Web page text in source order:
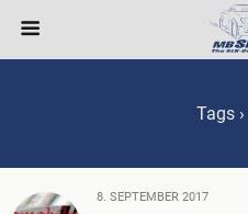
Tags
8. SEPTEMBER 2017